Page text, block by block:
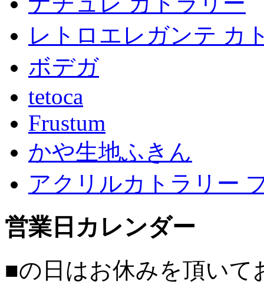
レトロエレガンテ カ
ボデガ
tetoca
Frustum
かや生地ふきん
アクリルカトラリー
営業日カレンダー
■の日はお休みを頂いて